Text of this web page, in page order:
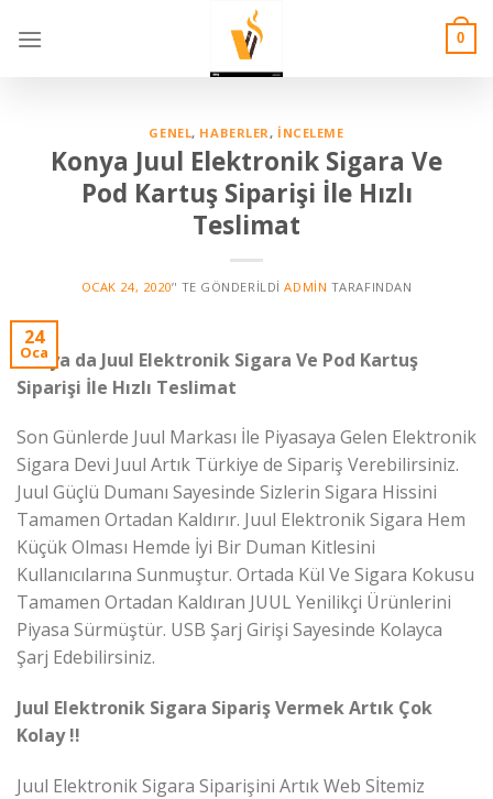
0
GENEL, HABERLER, İNCELEME
Konya Juul Elektronik Sigara Ve
Pod Kartuş Siparişi İle Hızlı
Teslimat
OCAK 24, 2020’' TE GÖNDERILDI ADMIN TARAFINDAN
24
Oca
Konya da Juul Elektronik Sigara Ve Pod Kartuş
Siparişi İle Hızlı Teslimat
Son Günlerde Juul Markası İle Piyasaya Gelen Elektronik
Sigara Devi Juul Artık Türkiye de Sipariş Verebilirsiniz.
Juul Güçlü Dumanı Sayesinde Sizlerin Sigara Hissini
Tamamen Ortadan Kaldırır. Juul Elektronik Sigara Hem
Küçük Olması Hemde İyi Bir Duman Kitlesini
Kullanıcılarına Sunmuştur. Ortada Kül Ve Sigara Kokusu
Tamamen Ortadan Kaldıran JUUL Yenilikçi Ürünlerini
Piyasa Sürmüştür. USB Şarj Girişi Sayesinde Kolayca
Şarj Edebilirsiniz.
Juul Elektronik Sigara Sipariş Vermek Artık Çok
Kolay !!
Juul Elektronik Sigara Siparişini Artık Web Sİtemiz